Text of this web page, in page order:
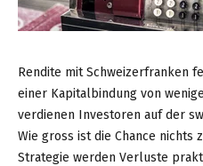
Rendite mit Schweizerfranken
einer Kapitalbindung von
verdienen Investoren auf der
Wie gross ist die Chance nichts
Strategie werden Verluste